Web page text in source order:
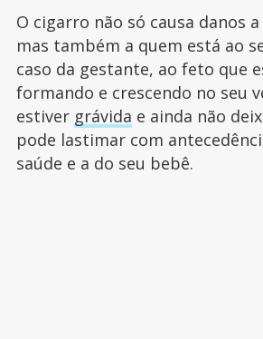
O cigarro não só causa danos
mas também a quem está ao
caso da gestante, ao feto que
formando e crescendo no seu
estiver grávida e ainda não
pode lastimar com
saúde e a do seu bebê.